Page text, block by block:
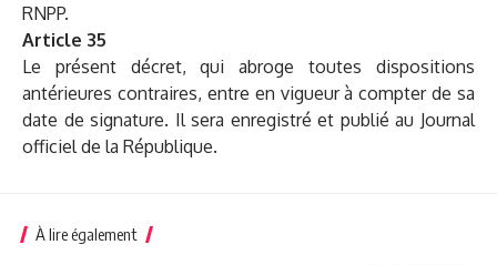
RNPP.
Article 35
Le présent décret, qui abroge toutes dispositions
antérieures contraires, entre en vigueur à compter de sa
date de signature. Il sera enregistré et publié au Journal
officiel de la République.
À lire également